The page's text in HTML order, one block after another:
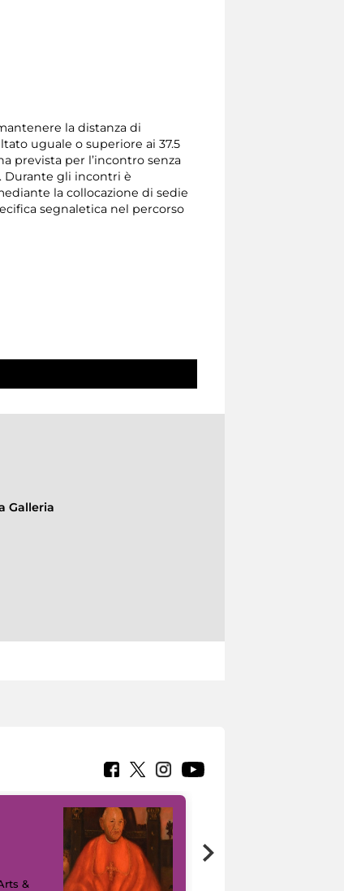
la distanza di
uguale o superiore ai 37.5
prevista per l’incontro senza
Durante gli incontri è
la collocazione di sedie
segnaletica nel percorso
Galleria
&